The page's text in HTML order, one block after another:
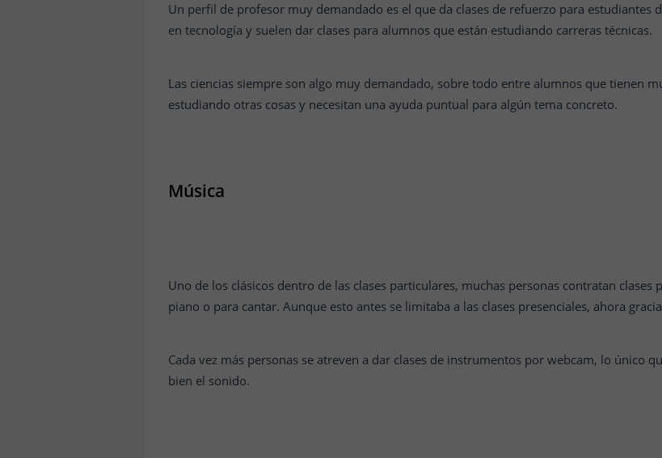
Un perfil de profesor muy demandado es el que da clases de refuerzo para estudiantes
en tecnología y suelen dar clases para alumnos que están estudiando carreras técnicas.
Las ciencias siempre son algo muy demandado, sobre todo entre alumnos que tienen
estudiando otras cosas y necesitan una ayuda puntual para algún tema concreto.
Música
Uno de los clásicos dentro de las clases particulares, muchas personas contratan
piano o para cantar. Aunque esto antes se limitaba a las clases presenciales, ahora
Cada vez más personas se atreven a dar clases de instrumentos por webcam, lo único
bien el sonido.